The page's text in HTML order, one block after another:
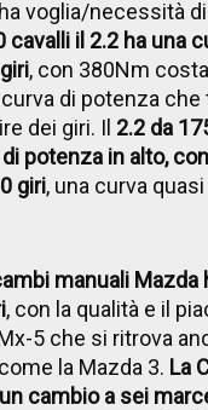
voglia/necessità
cavalli il 2.2 ha una
, con 380Nm
di potenza che
dei giri. Il 2.2 da
potenza in alto,
giri, una curva
manuali Mazda
, con la qualità e il
5 che si ritrova
la Mazda 3. La
cambio a sei